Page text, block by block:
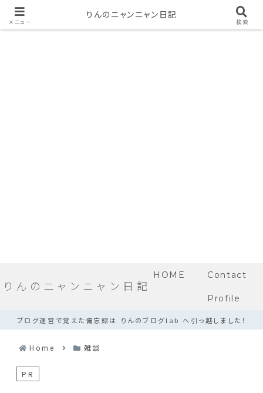
りんのニャンニャン日記
HOME Contact
Profile
ブログ運営で覚えた備忘録は りんのブログlab へ引っ越しました！
Home 雑談
PR
メニュー
りんのニャンニャン日記
検索